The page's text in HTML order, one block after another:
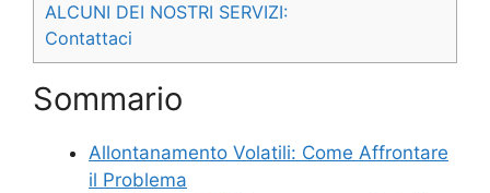
ALCUNI DEI NOSTRI SERVIZI:
Contattaci
Sommario
Allontanamento Volatili: Come Affrontare
il Problema